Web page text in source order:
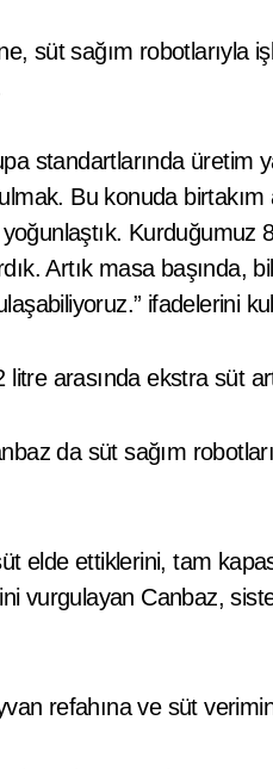
süt sağım robotlarıyla
standartlarında üretim
Bu konuda
Kurduğumuz
Artık masa
ifadelerini
arasında ekstra süt
da süt sağım
elde ettiklerini, tam
vurgulayan Canbaz,
refahına ve süt